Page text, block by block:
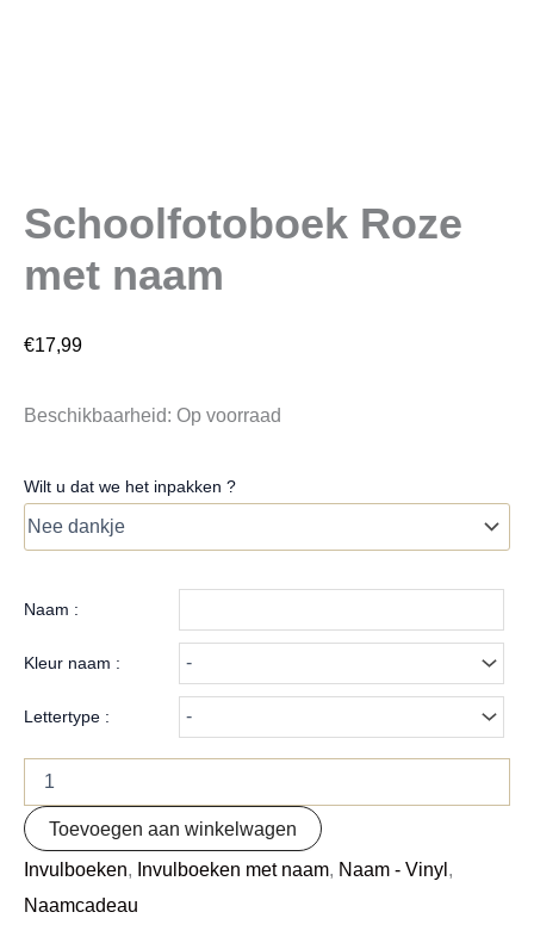
Schoolfotoboek Roze
met naam
€17,99
Beschikbaarheid: Op voorraad
Wilt u dat we het inpakken ?
Naam :
Kleur naam :
Lettertype :
Toevoegen aan winkelwagen
Invulboeken Invulboeken met naam Naam - Vinyl
Naamcadeau